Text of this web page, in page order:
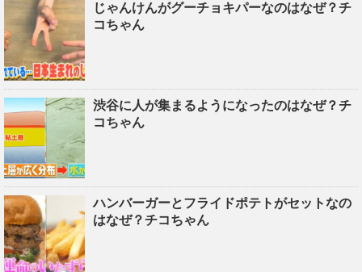
じゃんけんがグーチョキパーなのはなぜ？チ
コちゃん
渋谷に人が集まるようになったのはなぜ？チ
コちゃん
ハンバーガーとフライドポテトがセットなの
はなぜ？チコちゃん